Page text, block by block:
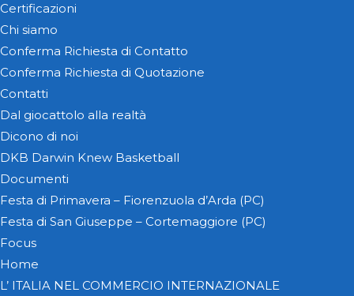
Certificazioni
Chi siamo
Conferma Richiesta di Contatto
Conferma Richiesta di Quotazione
Contatti
Dal giocattolo alla realtà
Dicono di noi
DKB Darwin Knew Basketball
Documenti
Festa di Primavera – Fiorenzuola d’Arda (PC)
Festa di San Giuseppe – Cortemaggiore (PC)
Focus
Home
L’ ITALIA NEL COMMERCIO INTERNAZIONALE